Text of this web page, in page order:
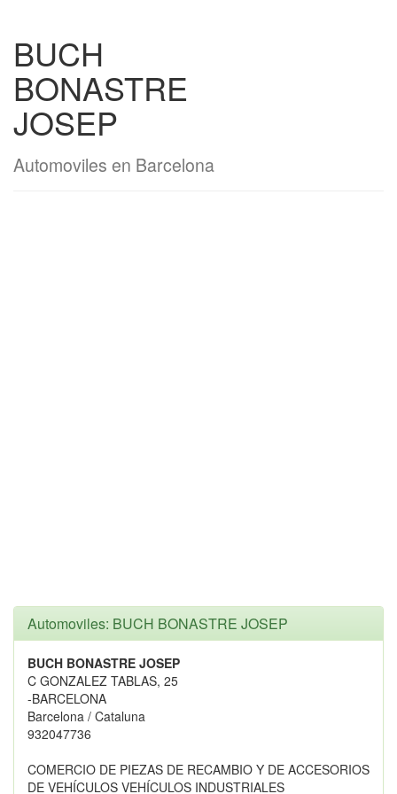
BUCH
BONASTRE
JOSEP
Automoviles en Barcelona
Automoviles: BUCH BONASTRE JOSEP
BUCH BONASTRE JOSEP
C GONZALEZ TABLAS, 25
-BARCELONA
Barcelona / Cataluna
932047736
COMERCIO DE PIEZAS DE RECAMBIO Y DE ACCESORIOS
DE VEHÍCULOS VEHÍCULOS INDUSTRIALES